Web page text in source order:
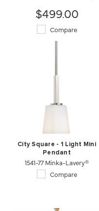
$499.00
Compare
City Square - 1 Light Mini
Pendant
1541-77 Minka-Lavery®
Compare